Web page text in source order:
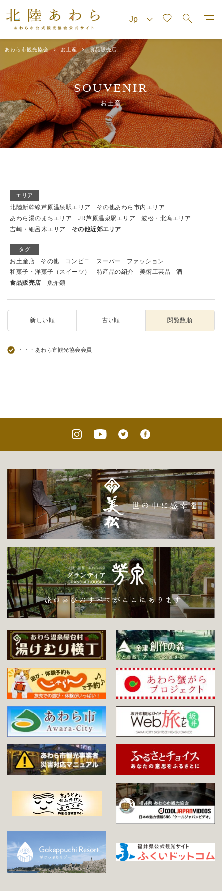
あわら市観光協会 お土産 食品販売店
SOUVENIR
お土産
エリア
北陸新幹線芦原温泉駅エリア
その他あわら市内エリア
あわら湯のまちエリア
JR芦原温泉駅エリア
波松・北潟エリア
吉崎・細呂木エリア
その他近郊エリア
タグ
お土産店 その他 コンビニ スーパー
ファッション
和菓子・洋菓子（スイーツ）
特産品の紹介 美術工芸品
酒
食品販売店
魚介類
新しい順 古い順 閲覧数順
・・・あわら市観光協会会員